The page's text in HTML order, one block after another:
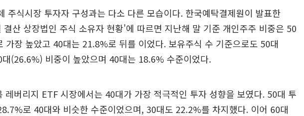
주식시장 투자자 구성과는 다소 다른 모습이다. 한국예탁결제원이 발표한
산 상장법인 주식 소유자 현황'에 따르면 지난해 말 기준 개인주주 비중은 50
가장 높았고 40대는 21.8%로 뒤를 이었다. 보유주식 수 기준으로도 50대
(26.6%) 비중이 높았으며 40대는 18.6% 수준이었다.
레버리지 ETF 시장에서는 40대가 가장 적극적인 투자 성향을 보였다. 50대 투
로 40대와 비슷한 수준이었으며, 30대도 22.2%를 차지했다. 이어 60대